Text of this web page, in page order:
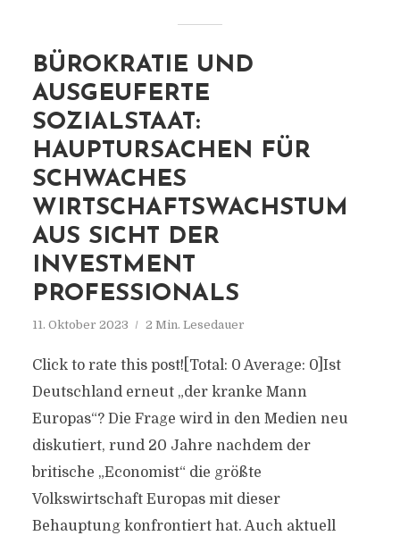
BÜROKRATIE UND
AUSGEUFERTE
SOZIALSTAAT:
HAUPTURSACHEN FÜR
SCHWACHES
WIRTSCHAFTSWACHSTUM
AUS SICHT DER
INVESTMENT
PROFESSIONALS
11. Oktober 2023 2 Min. Lesedauer
Click to rate this post![Total: 0 Average: 0]Ist
Deutschland erneut „der kranke Mann
Europas“? Die Frage wird in den Medien neu
diskutiert, rund 20 Jahre nachdem der
britische „Economist“ die größte
Volkswirtschaft Europas mit dieser
Behauptung konfrontiert hat. Auch aktuell